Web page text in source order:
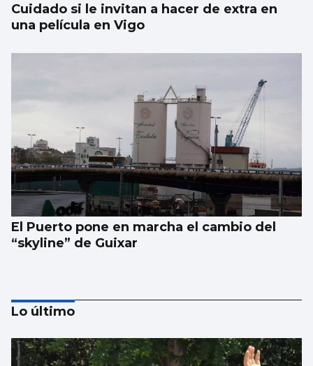
Cuidado si le invitan a hacer de extra en
una película en Vigo
El Puerto pone en marcha el cambio del
“skyline” de Guixar
Lo último